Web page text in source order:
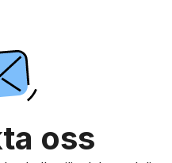
oss